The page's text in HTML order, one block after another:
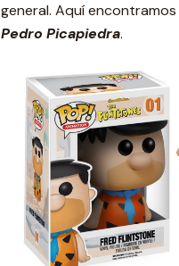
general. Aquí
Pedro Picapiedra.